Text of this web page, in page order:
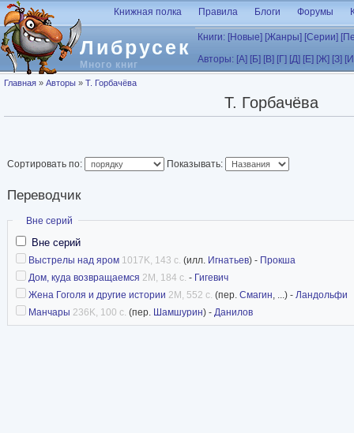
Перейти к основному содержанию
Либрусек
Много книг
Книжная полка Правила Блоги Форумы
Книги: [Новые] [Жанры] [Серии]
Авторы: [А] [Б] [В] [Г] [Д] [Е] [Ж] [З]
Вы здесь
Главная » Авторы » Т. Горбачёва
Т. Горбачёва
Сортировать по: Показывать:
Переводчик
Скрыть
Вне серий
Вне серий
Выстрелы над яром 1017K, 143 с. (илл. Игнатьев) - Прокша
Дом, куда возвращаемся 2M, 184 с. - Гигевич
Жена Гоголя и другие истории 2M, 552 с. (пер. Смагин, ...) - Ландольфи
Манчары 236K, 100 с. (пер. Шамшурин) - Данилов